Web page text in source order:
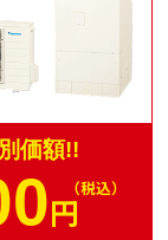
価額!!
円
（税込）